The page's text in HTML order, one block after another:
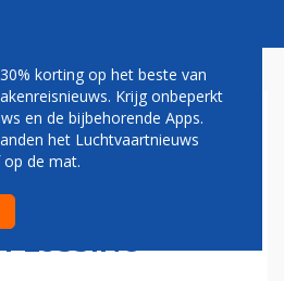
DEAL MET
'WE ZOEKEN
korting op het beste van
Krijg onbeperkt
en de bijbehorende Apps.
het Luchtvaartnieuws
de mat.